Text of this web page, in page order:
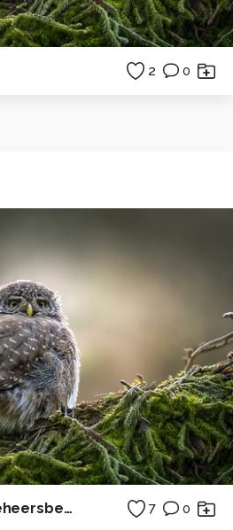
2 0
Zevenstippelig Lieveheersbeestje 7 0